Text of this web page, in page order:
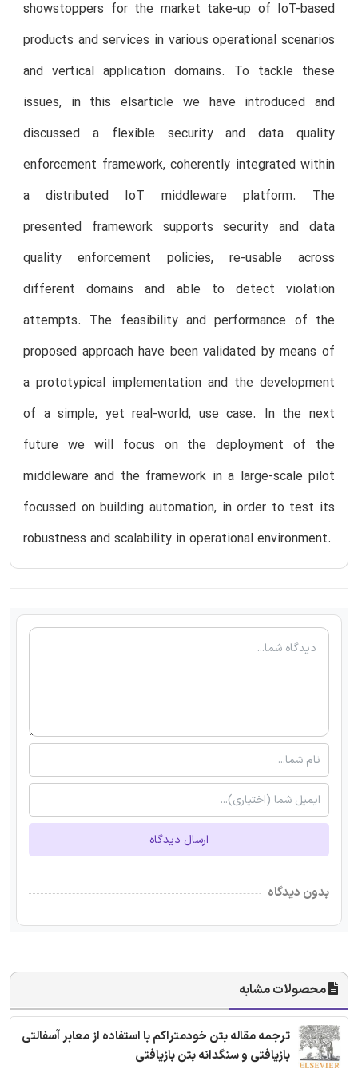
showstoppers for the market take-up of IoT-based
products and services in various operational scenarios
and vertical application domains. To tackle these
issues, in this elsarticle we have introduced and
discussed a flexible security and data quality
enforcement framework, coherently integrated within
a distributed IoT middleware platform. The
presented framework supports security and data
quality enforcement policies, re-usable across
different domains and able to detect violation
attempts. The feasibility and performance of the
proposed approach have been validated by means of
a prototypical implementation and the development
of a simple, yet real-world, use case. In the next
future we will focus on the deployment of the
middleware and the framework in a large-scale pilot
focussed on building automation, in order to test its
robustness and scalability in operational environment.
ارسال دیدگاه
بدون دیدگاه
محصولات مشابه
ترجمه مقاله بتن خودمتراکم با استفاده از معابر آسفالتی
بازیافتی و سنگدانه بتن بازیافتی